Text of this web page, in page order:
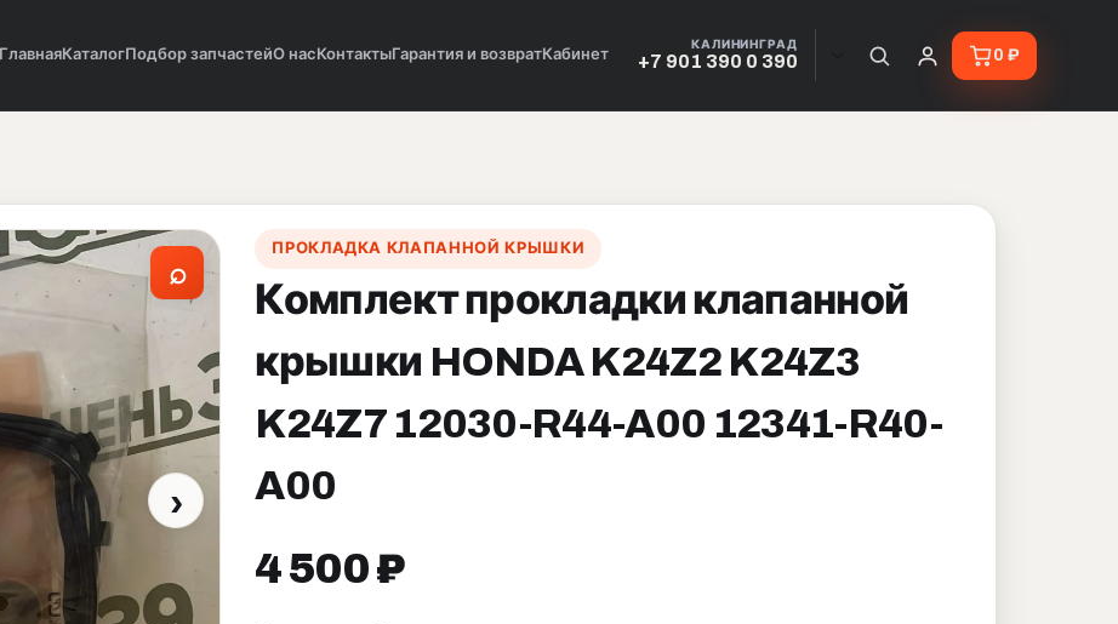
ГлавнаяКаталогПодбор запчастейО нас КонтактыГарантия и возвратКабинет
КАЛИНИНГРАД
+7 901 390 0 390 0 ₽
⌕
›
ПРОКЛАДКА КЛАПАННОЙ КРЫШКИ
Комплект прокладки клапанной
крышки HONDA K24Z2 K24Z3
K24Z7 12030-R44-A00 12341-R40-
A00
4 500 ₽